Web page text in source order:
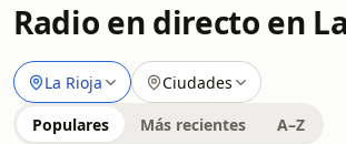
Radio en directo en
La Rioja Ciudades
Populares Más recientes A–Z